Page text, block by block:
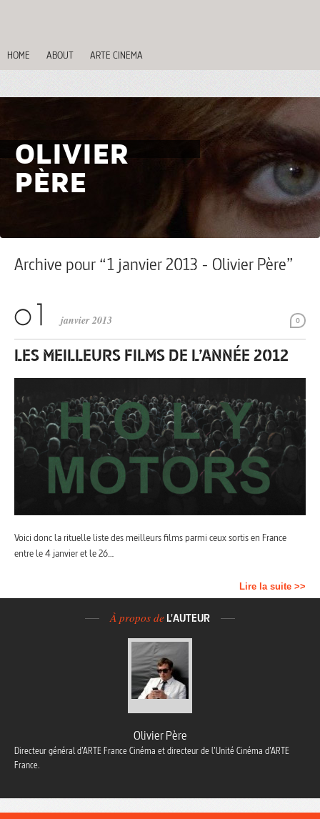
HOME ABOUT ARTE CINEMA
OLIVIER
PÈRE
Archive pour “1 janvier 2013 - Olivier Père”
0
janvier 2013
LES MEILLEURS FILMS DE L’ANNÉE 2012
Voici donc la rituelle liste des meilleurs films parmi ceux sortis en France
entre le 4 janvier et le 26…
Lire la suite >>
À propos de L'AUTEUR
Olivier Père
Directeur général d’ARTE France Cinéma et directeur de l’Unité Cinéma d’ARTE
France.